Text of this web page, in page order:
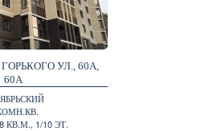
УЛ., 60А,
60А
КВ.М., 1/10 ЭТ.